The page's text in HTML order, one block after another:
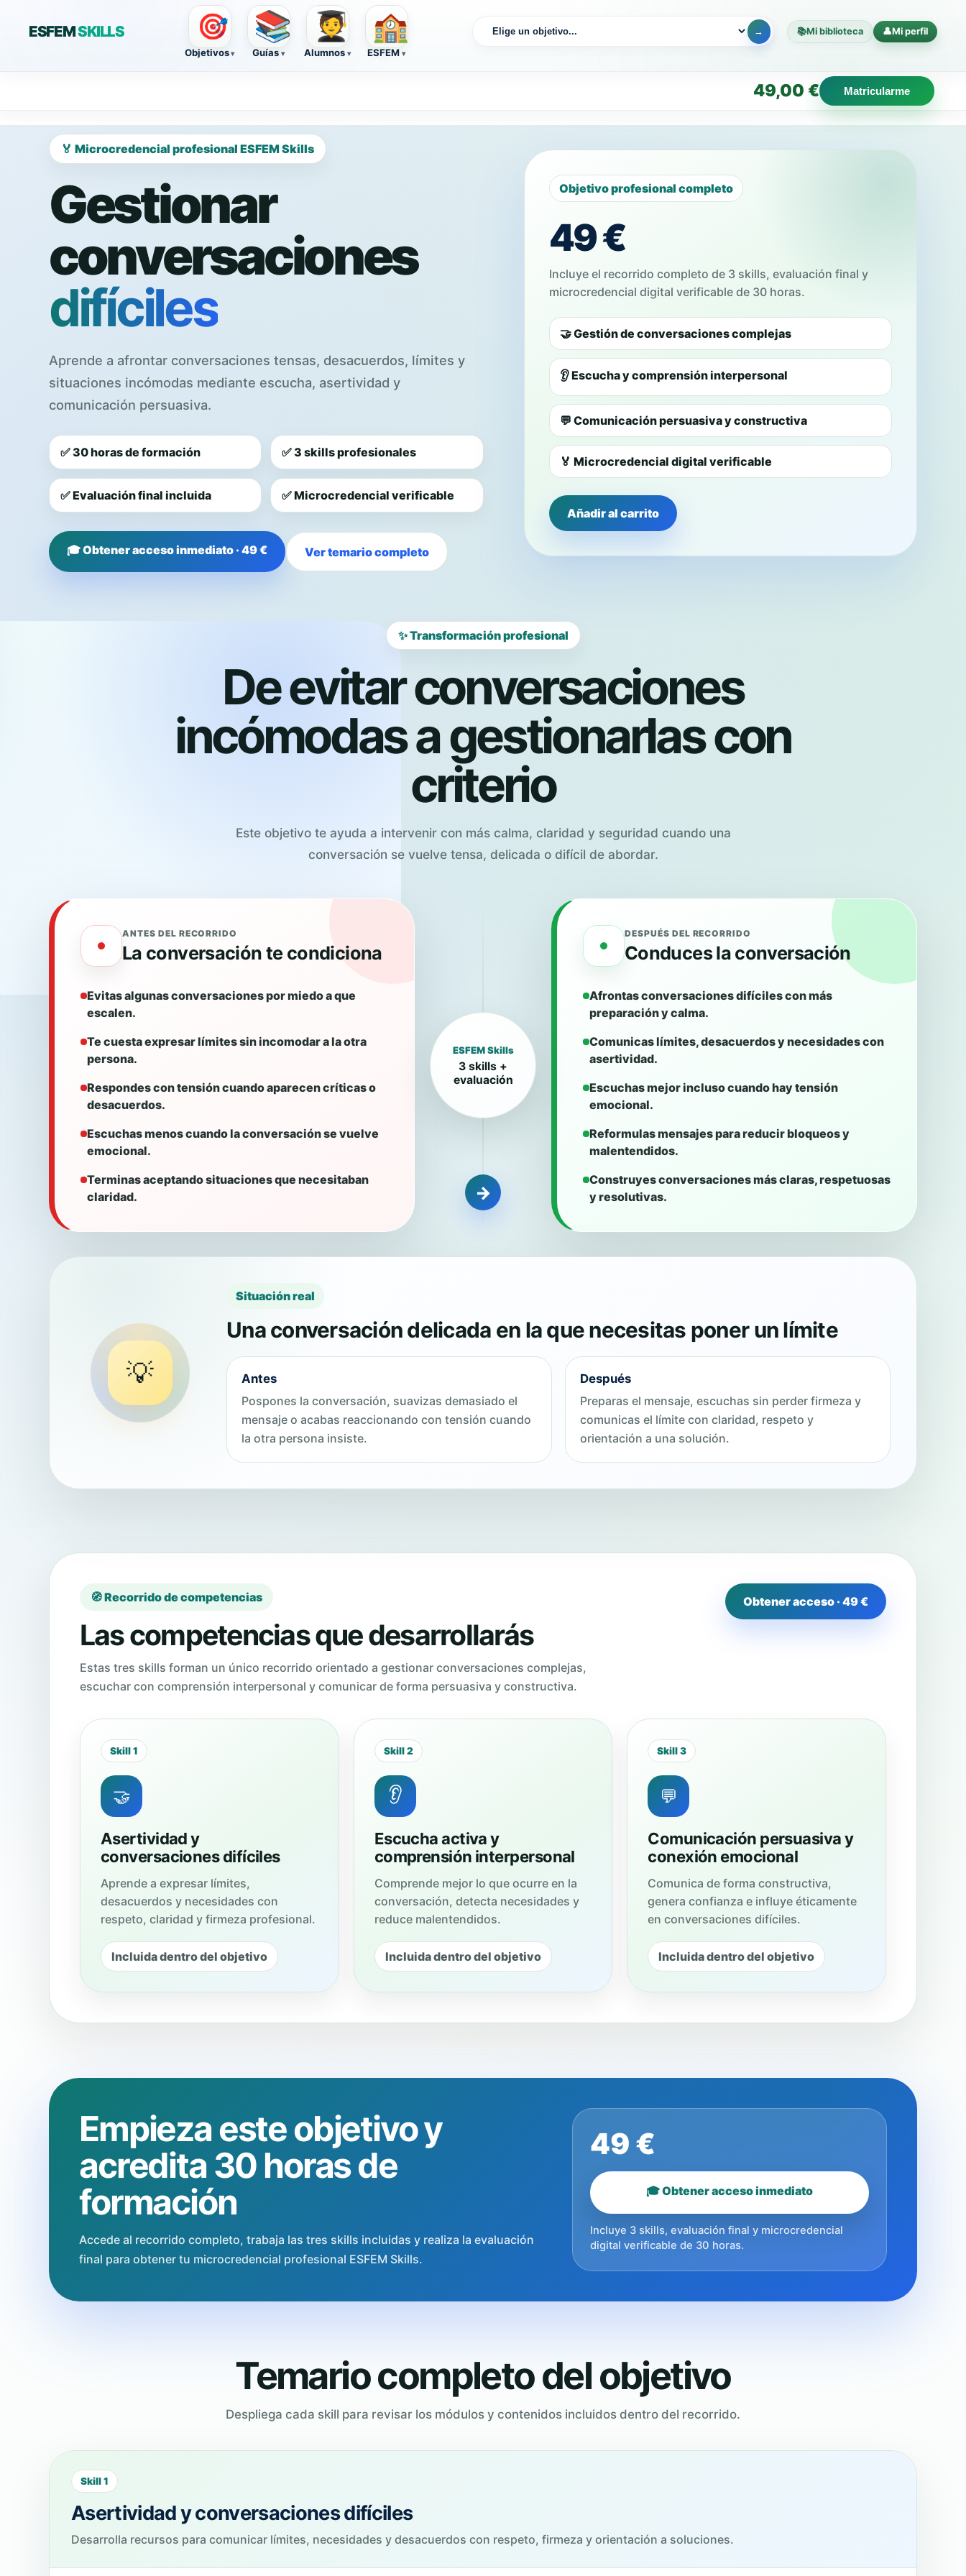
ESFEMSKILLS 🎯
Objetivos
📚
Guías
🧑‍🎓
Alumnos
🏫
ESFEM
→ 📚Mi biblioteca 👤Mi perfil
49,00 € Matricularme
🏅 Microcredencial profesional ESFEM Skills
Gestionar
conversaciones
difíciles
Aprende a afrontar conversaciones tensas, desacuerdos, límites y
situaciones incómodas mediante escucha, asertividad y
comunicación persuasiva.
✅ 30 horas de formación ✅ 3 skills profesionales
✅ Evaluación final incluida ✅ Microcredencial verificable
🎓 Obtener acceso inmediato · 49 € Ver temario completo
Objetivo profesional completo
49 €
Incluye el recorrido completo de 3 skills, evaluación final y
microcredencial digital verificable de 30 horas.
🤝 Gestión de conversaciones complejas
👂 Escucha y comprensión interpersonal
💬 Comunicación persuasiva y constructiva
🏅 Microcredencial digital verificable
Añadir al carrito
✨ Transformación profesional
De evitar conversaciones
incómodas a gestionarlas con
criterio
Este objetivo te ayuda a intervenir con más calma, claridad y seguridad cuando una
conversación se vuelve tensa, delicada o difícil de abordar.
ANTES DEL RECORRIDO
La conversación te condiciona
Evitas algunas conversaciones por miedo a que
escalen.
Te cuesta expresar límites sin incomodar a la otra
persona.
Respondes con tensión cuando aparecen críticas o
desacuerdos.
Escuchas menos cuando la conversación se vuelve
emocional.
Terminas aceptando situaciones que necesitaban
claridad.
ESFEM Skills
3 skills +
evaluación
→
DESPUÉS DEL RECORRIDO
Conduces la conversación
Afrontas conversaciones difíciles con más
preparación y calma.
Comunicas límites, desacuerdos y necesidades con
asertividad.
Escuchas mejor incluso cuando hay tensión
emocional.
Reformulas mensajes para reducir bloqueos y
malentendidos.
Construyes conversaciones más claras, respetuosas
y resolutivas.
💡
Situación real
Una conversación delicada en la que necesitas poner un límite
Antes
Pospones la conversación, suavizas demasiado el
mensaje o acabas reaccionando con tensión cuando
la otra persona insiste.
Después
Preparas el mensaje, escuchas sin perder firmeza y
comunicas el límite con claridad, respeto y
orientación a una solución.
🧭 Recorrido de competencias
Las competencias que desarrollarás
Estas tres skills forman un único recorrido orientado a gestionar conversaciones complejas,
escuchar con comprensión interpersonal y comunicar de forma persuasiva y constructiva.
Obtener acceso · 49 €
Skill 1
🤝
Asertividad y
conversaciones difíciles
Aprende a expresar límites,
desacuerdos y necesidades con
respeto, claridad y firmeza profesional.
Incluida dentro del objetivo
Skill 2
👂
Escucha activa y
comprensión interpersonal
Comprende mejor lo que ocurre en la
conversación, detecta necesidades y
reduce malentendidos.
Incluida dentro del objetivo
Skill 3
💬
Comunicación persuasiva y
conexión emocional
Comunica de forma constructiva,
genera confianza e influye éticamente
en conversaciones difíciles.
Incluida dentro del objetivo
Empieza este objetivo y
acredita 30 horas de
formación
Accede al recorrido completo, trabaja las tres skills incluidas y realiza la evaluación
final para obtener tu microcredencial profesional ESFEM Skills.
49 €
🎓 Obtener acceso inmediato
Incluye 3 skills, evaluación final y microcredencial
digital verificable de 30 horas.
Temario completo del objetivo
Despliega cada skill para revisar los módulos y contenidos incluidos dentro del recorrido.
Skill 1
Asertividad y conversaciones difíciles
Desarrolla recursos para comunicar límites, necesidades y desacuerdos con respeto, firmeza y orientación a soluciones.